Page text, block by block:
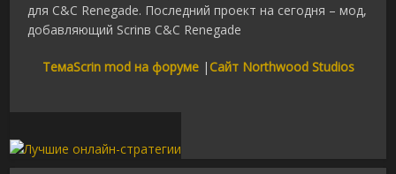
для C&C Renegade. Последний проект на сегодня – мод,
добавляющий Scrinв C&C Renegade
ТемаScrin mod на форуме| Сайт Northwood Studios